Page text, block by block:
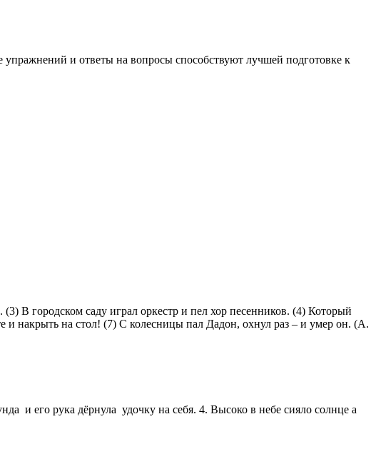
и ответы на вопросы способствуют лучшей подготовке к
В городском саду играл оркестр и пел хор песенников. (4) Который
и накрыть на стол! (7) С колесницы пал Дадон, охнул раз – и умер он. (А.
и его рука дёрнула удочку на себя. 4. Высоко в небе сияло солнце а